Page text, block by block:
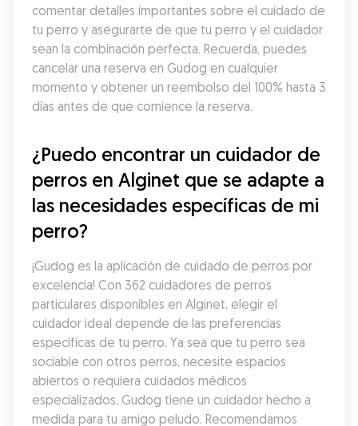
comentar detalles importantes sobre el cuidado de
tu perro y asegurarte de que tu perro y el cuidador
sean la combinación perfecta. Recuerda, puedes
cancelar una reserva en Gudog en cualquier
momento y obtener un reembolso del 100% hasta 3
días antes de que comience la reserva.
¿Puedo encontrar un cuidador de
perros en Alginet que se adapte a
las necesidades específicas de mi
perro?
¡Gudog es la aplicación de cuidado de perros por
excelencia! Con 362 cuidadores de perros
particulares disponibles en Alginet, elegir el
cuidador ideal depende de las preferencias
específicas de tu perro. Ya sea que tu perro sea
sociable con otros perros, necesite espacios
abiertos o requiera cuidados médicos
especializados, Gudog tiene un cuidador hecho a
medida para tu amigo peludo. Recomendamos